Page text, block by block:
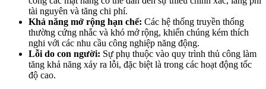
tài nguyên và tăng chi phí.
Khả năng mở rộng hạn chế: Các hệ thống truyền thống
thường cứng nhắc và khó mở rộng, khiến chúng kém thích
nghi với các nhu cầu công nghiệp năng động.
Lỗi do con người: Sự phụ thuộc vào quy trình thủ công làm
tăng khả năng xảy ra lỗi, đặc biệt là trong các hoạt động tốc
độ cao.